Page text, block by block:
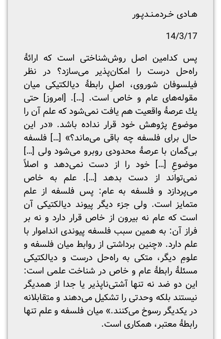
هـادی خـردمـنـدپـور
14/3/17
پس کدامین اصل روش‌شناختی است که ارائۀ
راه‌حل درست را امکان‌پذیر می‌سازد؟ در نظر
فیلسوفان شوروی، اصلِ رابطۀ دیالکتیکی میان
مقوله‌های عام و خاص است. […]. [امروز] حتی
یك عرصۀ واقعیت هم یافت نمی‌شود که علم آن را
موضوع پژوهش خود قرار نداده باشد. «در این
حال برای فلسفه چه باقی می‌ماند؟» […] فلسفه
بی‌گمان با عرصۀ محدودی روبرو می‌شود ولی […]
موضوعِ […] خود را از دست نمی‌دهد و اصلاً
نمی‌تواند از دست بدهد […]. علم به خاص
می‌پردازد و فلسفه به عام: پس فلسفه از علم
متمایز است. ولی جزء دیگر پیوند دیالکتیکی آن
است که عام نه بیرون از خاص قرار دارد و نه بر
فراز آن: به همین سبب فلسفه پیوندی انداموار با
علم دارد. «چنین برداشتی از روابط میان فلسفه و
علومِ دیگر، متکی به راه‌حل درست و دیالکتیکی
مسئلۀ رابطۀ عام و خاص در شناخت علمی است:
این دو ضد نه تنها آشتی‌ناپذیر یا جدا از همدیگر
نیستند بلکه وحدتی را تشکیل می‌دهند و متقابلانه
در یکدیگر رسوخ می‌کنند.» میان فلسفه و علم تنها
رابطۀ معتبر، همکاری است.